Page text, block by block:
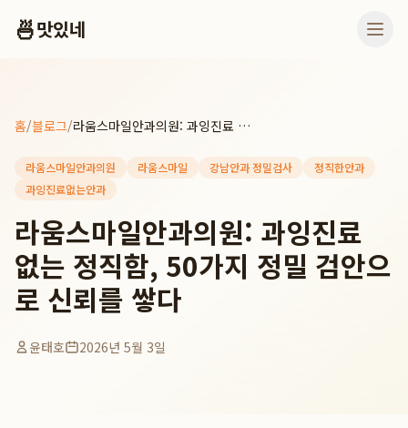
🍜맛있네
홈/블로그/ 라움스마일안과의원: 과잉진료 없는 정직함, 50가지 정밀 검안으로 신뢰를 쌓다
라움스마일안과의원 라움스마일 강남안과 정밀검사
정직한안과
과잉진료없는안과
라움스마일안과의원: 과잉진료
없는 정직함, 50가지 정밀 검안으
로 신뢰를 쌓다
윤태호 2026년 5월 3일